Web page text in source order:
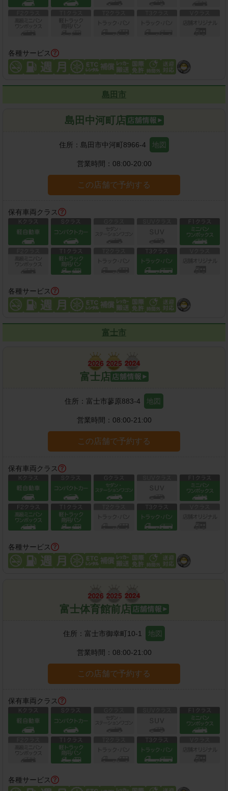
各種サービス
島田市
島田中河町店
住所： 島田市中河町8966-4 地図
営業時間： 08:00-20:00
この店舗で予約する
保有車両クラス
各種サービス
富士市
富士店
住所： 富士市蓼原883-4 地図
営業時間： 08:00-21:00
この店舗で予約する
保有車両クラス
各種サービス
富士体育館前店
住所： 富士市御幸町10-1 地図
営業時間： 08:00-21:00
この店舗で予約する
保有車両クラス
各種サービス